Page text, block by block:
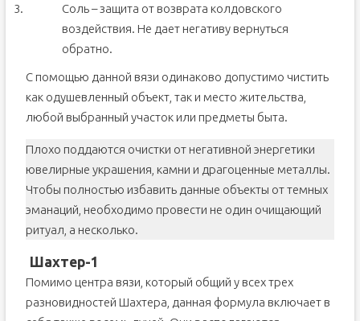
Соль – защита от возврата колдовского
воздействия. Не дает негативу вернуться
обратно.
С помощью данной вязи одинаково допустимо чистить
как одушевленный объект, так и место жительства,
любой выбранный участок или предметы быта.
Плохо поддаются очистки от негативной энергетики
ювелирные украшения, камни и драгоценные металлы.
Чтобы полностью избавить данные объекты от темных
эманаций, необходимо провести не один очищающий
ритуал, а несколько.
Шахтер-1
Помимо центра вязи, который общий у всех трех
разновидностей Шахтера, данная формула включает в